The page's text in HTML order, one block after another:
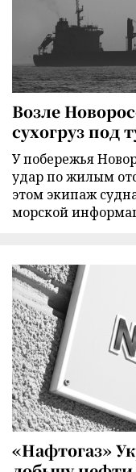
Возле
сухогруз под
У побережья
удар по жилым
этом экипаж
морской
«Нафтогаз»